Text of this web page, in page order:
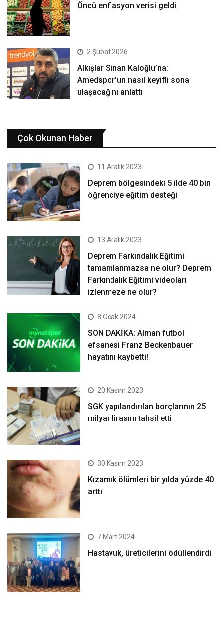
Öncü enflasyon verisi geldi
2 Şubat 2026
Alkışlar Sinan Kaloğlu’na:
Amedspor’un nasıl keyifli sona
ulaşacağını anlattı
Çok Okunan Haber
11 Aralık 2023
Deprem bölgesindeki 5 ilde 40 bin
öğrenciye eğitim desteği
13 Aralık 2023
Deprem Farkındalık Eğitimi
tamamlanmazsa ne olur? Deprem
Farkındalık Eğitimi videoları
izlenmeze ne olur?
8 Ocak 2024
SON DAKİKA: Alman futbol
efsanesi Franz Beckenbauer
hayatını kaybetti!
20 Kasım 2023
SGK yapılandırılan borçlarının 25
milyar lirasını tahsil etti
30 Kasım 2023
Kızamık ölümleri bir yılda yüzde 40
arttı
7 Mart 2024
Hastavuk, üreticilerini ödüllendirdi